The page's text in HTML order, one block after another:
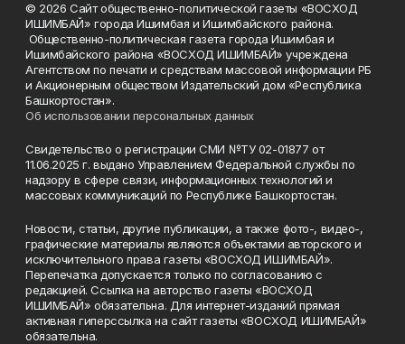
© 2026 Сайт общественно-политической газеты «ВОСХОД
ИШИМБАЙ» города Ишимбая и Ишимбайского района.
Общественно-политическая газета города Ишимбая и
Ишимбайского района «ВОСХОД ИШИМБАЙ» учреждена
Агентством по печати и средствам массовой информации РБ
и Акционерным обществом Издательский дом «Республика
Башкортостан».
Об использовании персональных данных
Свидетельство о регистрации СМИ №ТУ 02-01877 от
11.06.2025 г. выдано Управлением Федеральной службы по
надзору в сфере связи, информационных технологий и
массовых коммуникаций по Республике Башкортостан.
Новости, статьи, другие публикации, а также фото-, видео-,
графические материалы являются объектами авторского и
исключительного права газеты «ВОСХОД ИШИМБАЙ».
Перепечатка допускается только по согласованию с
редакцией. Ссылка на авторство газеты «ВОСХОД
ИШИМБАЙ» обязательна. Для интернет-изданий прямая
активная гиперссылка на сайт газеты «ВОСХОД ИШИМБАЙ»
обязательна.